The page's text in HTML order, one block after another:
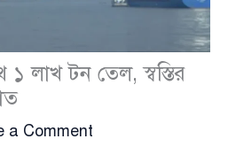
১ লাখ টন তেল, স্বস্তির
a Comment